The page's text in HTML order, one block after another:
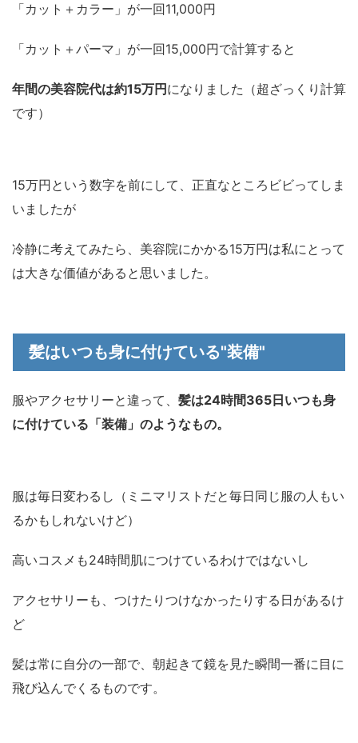
「カット＋カラー」が一回11,000円
「カット＋パーマ」が一回15,000円で計算すると
年間の美容院代は約15万円 になりました（超ざっくり計算
です）
15万円という数字を前にして、正直なところビビってしま
いましたが
冷静に考えてみたら、美容院にかかる15万円は私にとって
は大きな価値があると思いました。
髪はいつも身に付けている"装備"
服やアクセサリーと違って、 髪は24時間365日いつも身
に付けている「装備」のようなもの。
服は毎日変わるし（ミニマリストだと毎日同じ服の人もい
るかもしれないけど）
高いコスメも24時間肌につけているわけではないし
アクセサリーも、つけたりつけなかったりする日があるけ
ど
髪は常に自分の一部で、朝起きて鏡を見た瞬間一番に目に
飛び込んでくるものです。